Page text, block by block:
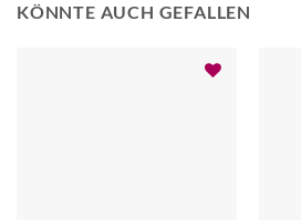
KÖNNTE AUCH GEFALLEN